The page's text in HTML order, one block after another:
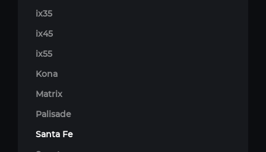
ix35
ix45
ix55
Kona
Matrix
Palisade
Santa Fe